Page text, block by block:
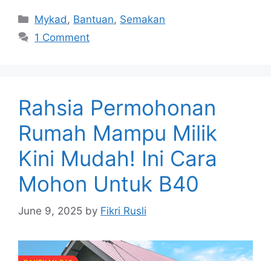
Categories
Mykad, Bantuan, Semakan
1 Comment
Rahsia Permohonan
Rumah Mampu Milik
Kini Mudah! Ini Cara
Mohon Untuk B40
June 9, 2025 by Fikri Rusli